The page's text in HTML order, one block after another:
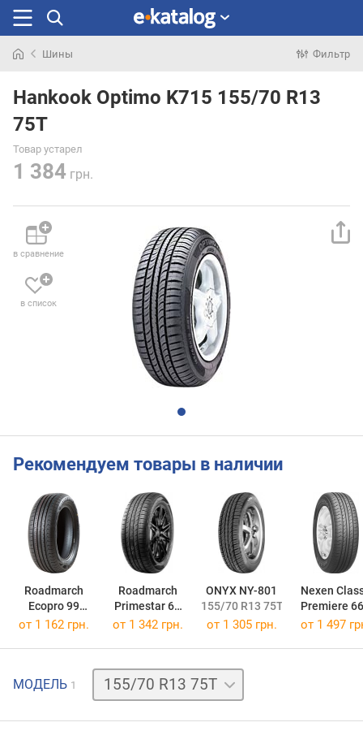
раньше
Шины Фильтр
Hankook Optimo K715 155/70 R13
75T
Товар устарел
1 384 грн.
в сравнение
в список
Рекомендуем товары в наличии
Roadmarch
Ecopro 99
155/70 R13 75T
Roadmarch
Primestar 66
155/70 R13 75T
ONYX NY-801
155/70 R13 75T
Nexen
Premiere
155/70 R13
от 1 162 грн. от 1 342 грн. от 1 305 грн. от 1 497
МОДЕЛЬ 1